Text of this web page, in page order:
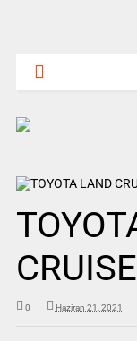
0 Haziran 21, 2021